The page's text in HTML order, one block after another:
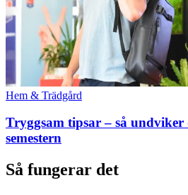
Hem & Trädgård
Tryggsam tipsar – så
semestern
Så fungerar det